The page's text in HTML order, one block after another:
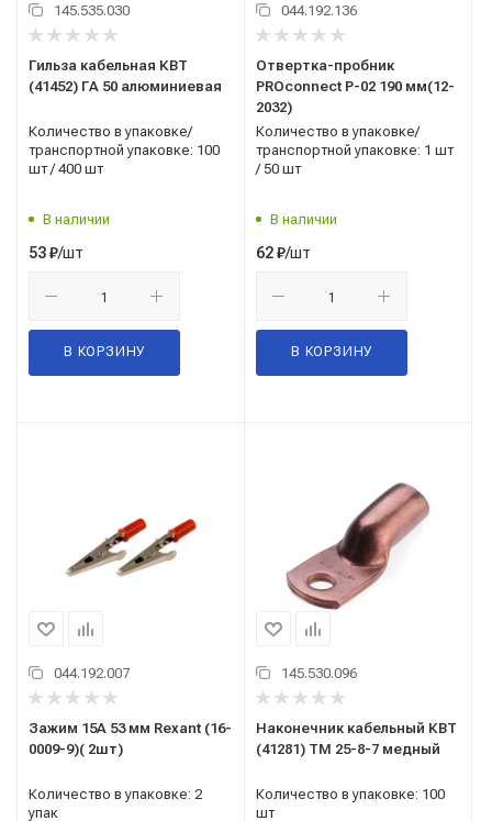
145.535.030
Гильза кабельная КВТ
(41452) ГА 50 алюминиевая
Количество в упаковке/
транспортной упаковке: 100
шт / 400 шт
В наличии
53₽/шт
В КОРЗИНУ
044.192.136
Отвертка-пробник
PROconnect Р-02 190 мм(12-
2032)
Количество в упаковке/
транспортной упаковке: 1 шт
/ 50 шт
В наличии
62₽/шт
В КОРЗИНУ
044.192.007
Зажим 15А 53 мм Rexant (16-
0009-9)( 2шт)
Количество в упаковке: 2
упак
145.530.096
Наконечник кабельный КВТ
(41281) ТМ 25-8-7 медный
Количество в упаковке: 100
шт